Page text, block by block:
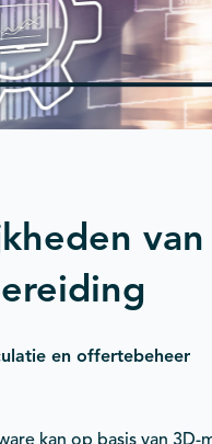
en offertebeheer
kan op basis van